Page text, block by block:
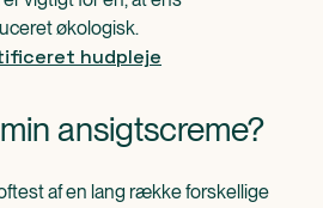
økologisk.
hudpleje
ansigtscreme?
af en lang række forskellige